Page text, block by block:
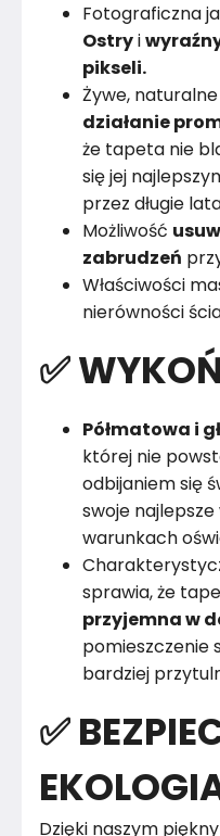
Fotograficzna
Ostryi
pikseli.
Żywe,
działanie
że tapeta nie
się jej
przez długie
Możliwość
zabrudzeń
Właściwości
nierówności
✅
Półmatowa i
której nie
odbijaniem się
swoje
warunkach
sprawia, że
przyjemna w
pomieszczenie
bardziej
✅
Dzięki naszym